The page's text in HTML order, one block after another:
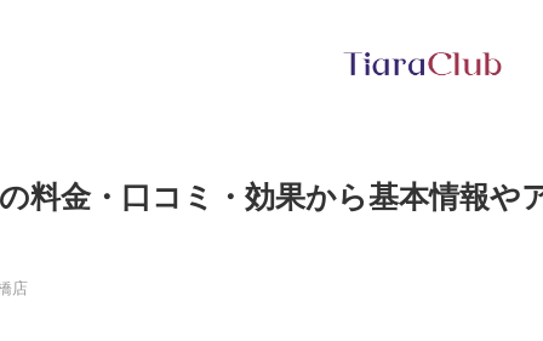
料金・口コミ・効果から基本情報や
店